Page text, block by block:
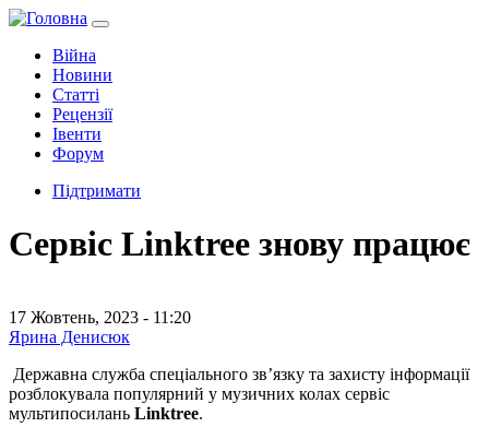
Війна
Новини
Статті
Рецензії
Івенти
Форум
Підтримати
Сервіс Linktree знову працює
17 Жовтень, 2023 - 11:20
Ярина Денисюк
Державна служба спеціального зв’язку та захисту інформації
розблокувала популярний у музичних колах сервіс
мультипосилань Linktree.